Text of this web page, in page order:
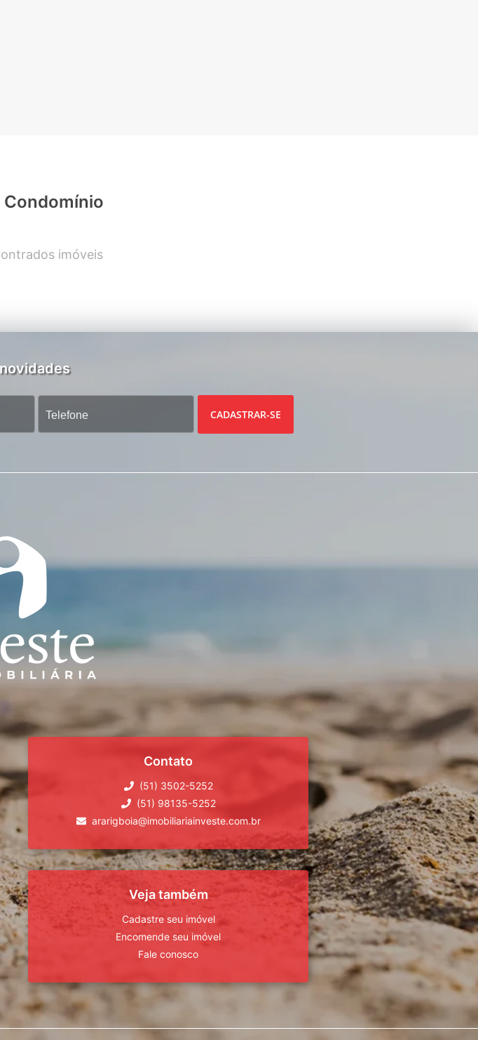
imóveis
CADASTRAR-SE
Contato
(51) 3502-5252
(51) 98135-5252
ararigboia@imobiliariainveste.com.br
Veja também
Cadastre seu imóvel
Encomende seu imóvel
Fale conosco